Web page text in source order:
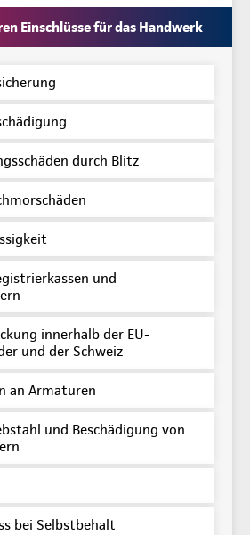
Einschlüsse für das Handwerk
durch Blitz
und
innerhalb der EU-
und der Schweiz
an Armaturen
und Beschädigung von
bei Selbstbehalt